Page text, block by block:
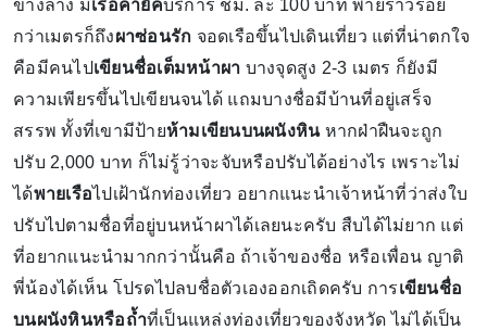
ข้างล่าง มีเรือคายัคบริการ ชม. ละ 100 บาท พายราวร้อย
กว่าเมตรก็ถึงผาซ่อนรัก จอดเรือขึ้นไปเดินเที่ยว แต่ที่น่าตกใจ
คือมีคนไปเขียนชื่อเต็มหน้าผา บางจุดสูง 2-3 เมตร ก็ยังมี
ความเพียรขึ้นไปเขียนจนได้ แถมบางชื่อมีบ้านที่อยู่เสร็จ
สรรพ ทั้งที่เขามีป้ายห้ามเขียนบนผนังหินหากฝ่าฝืนจะถูก
ปรับ 2,000 บาท ก็ไม่รู้ว่าจะจับหรือปรับได้อย่างไร เพราะไม่
ได้พายเรือไปเฝ้านักท่องเที่ยว อยากแนะนำเจ้าหน้าที่ว่าส่งใบ
ปรับไปตามชื่อที่อยู่บนหน้าผาได้เลยนะครับ สืบได้ไม่ยาก แต่
ที่อยากแนะนำมากกว่านั้นคือ ถ้าเจ้าของชื่อ หรือเพื่อน ญาติ
พี่น้องได้เห็น โปรดไปลบชื่อตัวเองออกเถิดครับ การเขียนชื่อ
บนผนังหินหรือถ้ำที่เป็นแหล่งท่องเที่ยวของจังหวัด ไม่ได้เป็น